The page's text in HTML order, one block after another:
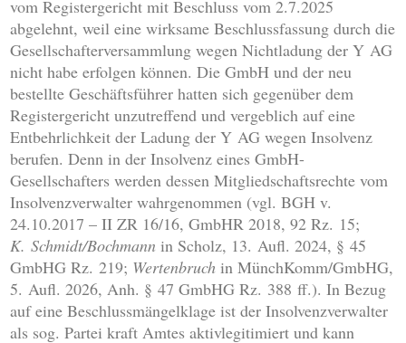
vom Registergericht mit Beschluss vom 2.7.2025
abgelehnt, weil eine wirksame Beschlussfassung durch die
Gesellschafterversammlung wegen Nichtladung der Y AG
nicht habe erfolgen können. Die GmbH und der neu
bestellte Geschäftsführer hatten sich gegenüber dem
Registergericht unzutreffend und vergeblich auf eine
Entbehrlichkeit der Ladung der Y AG wegen Insolvenz
berufen. Denn in der Insolvenz eines GmbH-
Gesellschafters werden dessen Mitgliedschaftsrechte vom
Insolvenzverwalter wahrgenommen (vgl. BGH v.
24.10.2017 – II ZR 16/16, GmbHR 2018, 92 Rz. 15;
K. Schmidt/Bochmann in Scholz, 13. Aufl. 2024, § 45
GmbHG Rz. 219; Wertenbruch in MünchKomm/GmbHG,
5. Aufl. 2026, Anh. § 47 GmbHG Rz. 388 ff.). In Bezug
auf eine Beschlussmängelklage ist der Insolvenzverwalter
als sog. Partei kraft Amtes aktivlegitimiert und kann